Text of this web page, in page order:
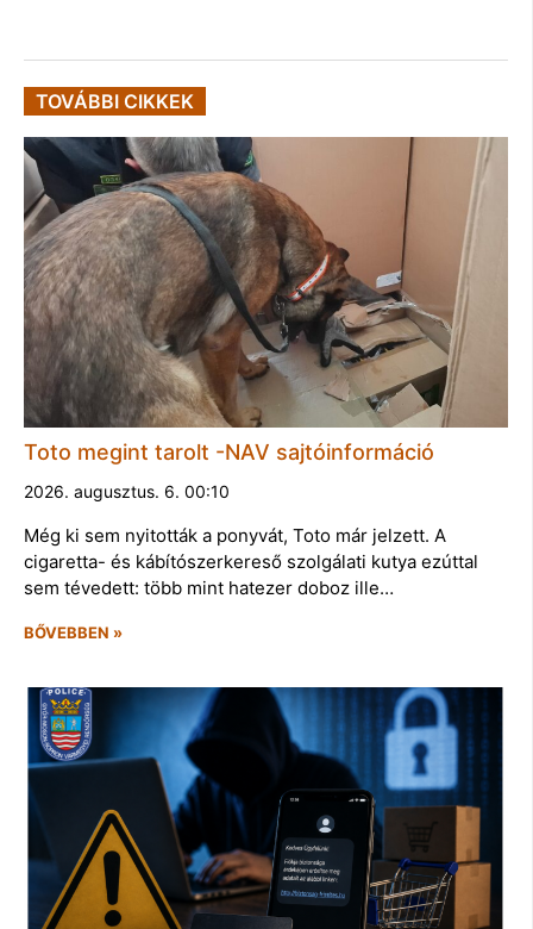
TOVÁBBI CIKKEK
Toto megint tarolt -NAV sajtóinformáció
2026. augusztus. 6. 00:10
Még ki sem nyitották a ponyvát, Toto már jelzett. A
cigaretta- és kábítószerkereső szolgálati kutya ezúttal
sem tévedett: több mint hatezer doboz ille…
BŐVEBBEN »